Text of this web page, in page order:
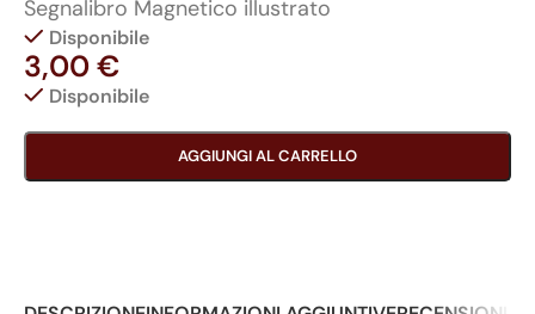
Segnalibro Magnetico illustrato
Disponibile
3,00€
Disponibile
AGGIUNGI AL CARRELLO